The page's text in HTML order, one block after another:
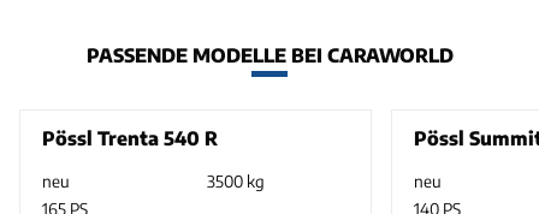
PASSENDE MODELLE BEI CARAWORLD
Pössl Trenta 540 R
neu
3500 kg
165 PS
Pössl
neu
140 PS